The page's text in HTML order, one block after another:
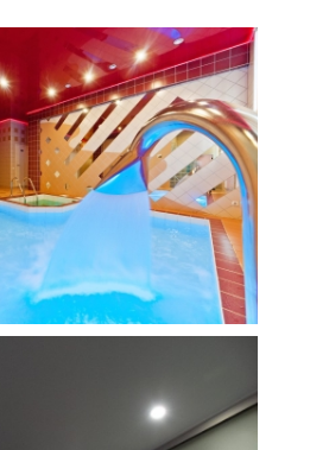
Стоимость 36 000 руб.